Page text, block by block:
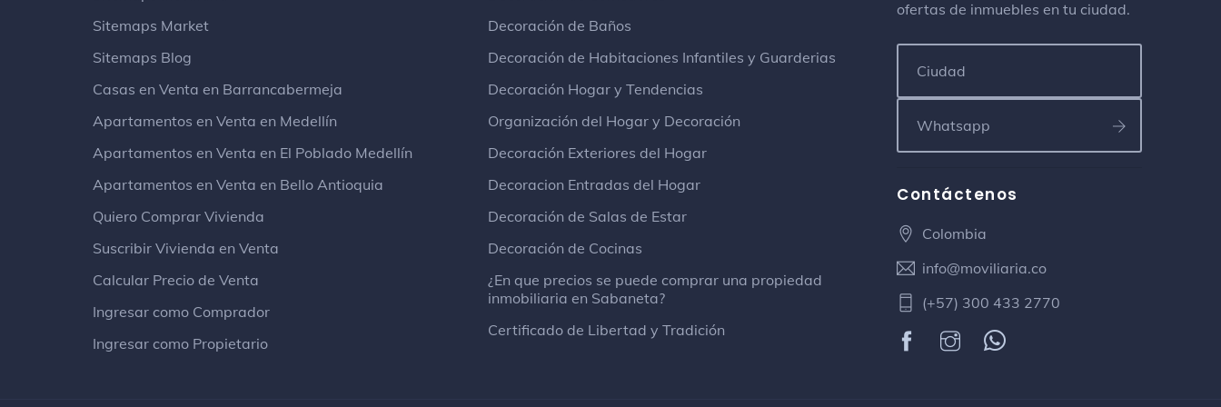
El Ultimo Vagon
Parque de Sabaneta
Cr 43C
Prados De Sabaneta
Ciudad
Sitemaps Market
Sitemaps Blog
Casas en Venta en Barrancabermeja
Apartamentos en Venta en Medellín
Apartamentos en Venta en El Poblado Medellín
Apartamentos en Venta en Bello Antioquia
Quiero Comprar Vivienda
Suscribir Vivienda en Venta
Calcular Precio de Venta
Ingresar como Comprador
Ingresar como Propietario
Decoración de Baños
Decoración de Habitaciones Infantiles y Guarderias
Decoración Hogar y Tendencias
Organización del Hogar y Decoración
Decoración Exteriores del Hogar
Decoracion Entradas del Hogar
Decoración de Salas de Estar
Decoración de Cocinas
¿En que precios se puede comprar una propiedad
inmobiliaria en Sabaneta?
Certificado de Libertad y Tradición
ofertas de inmuebles en tu ciudad.
Contáctenos
Colombia
info@moviliaria.co
(+57) 300 433 2770